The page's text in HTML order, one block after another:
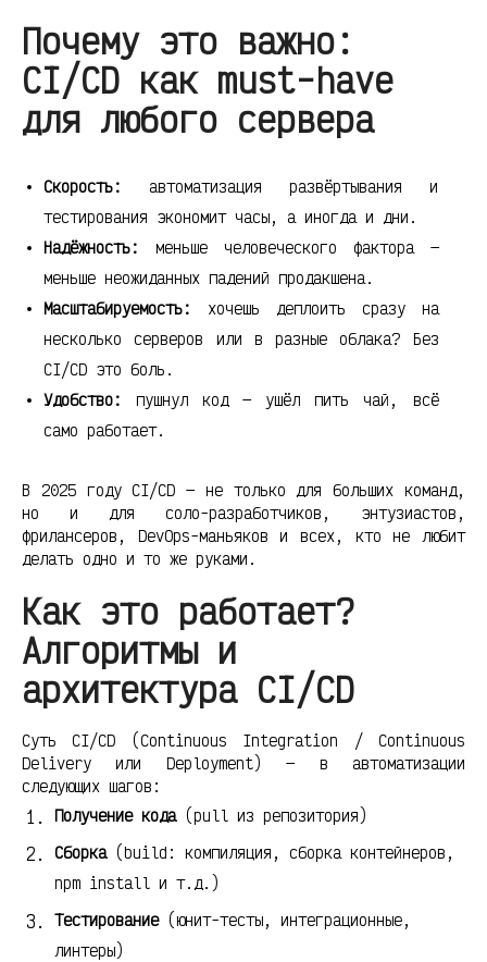
Почему это важно:
CI/CD как must-have
для любого сервера
Скорость:
автоматизация развёртывания и
тестирования экономит часы, а иногда и дни.
Надёжность:
меньше человеческого фактора —
меньше неожиданных падений продакшена.
Масштабируемость:
хочешь деплоить сразу на
несколько серверов или в разные облака? Без
CI/CD это боль.
Удобство:
пушнул код — ушёл пить чай, всё
само работает.
В 2025 году CI/CD — не только для больших команд,
но и для соло-разработчиков, энтузиастов,
фрилансеров, DevOps-маньяков и всех, кто не любит
делать одно и то же руками.
Как это работает?
Алгоритмы и
архитектура CI/CD
Суть CI/CD (Continuous Integration / Continuous
Delivery или Deployment) — в автоматизации
следующих шагов:
Получение кода(pull из репозитория)
Сборка(build: компиляция, сборка контейнеров,
npm install и т.д.)
Тестирование(юнит-тесты, интеграционные,
линтеры)